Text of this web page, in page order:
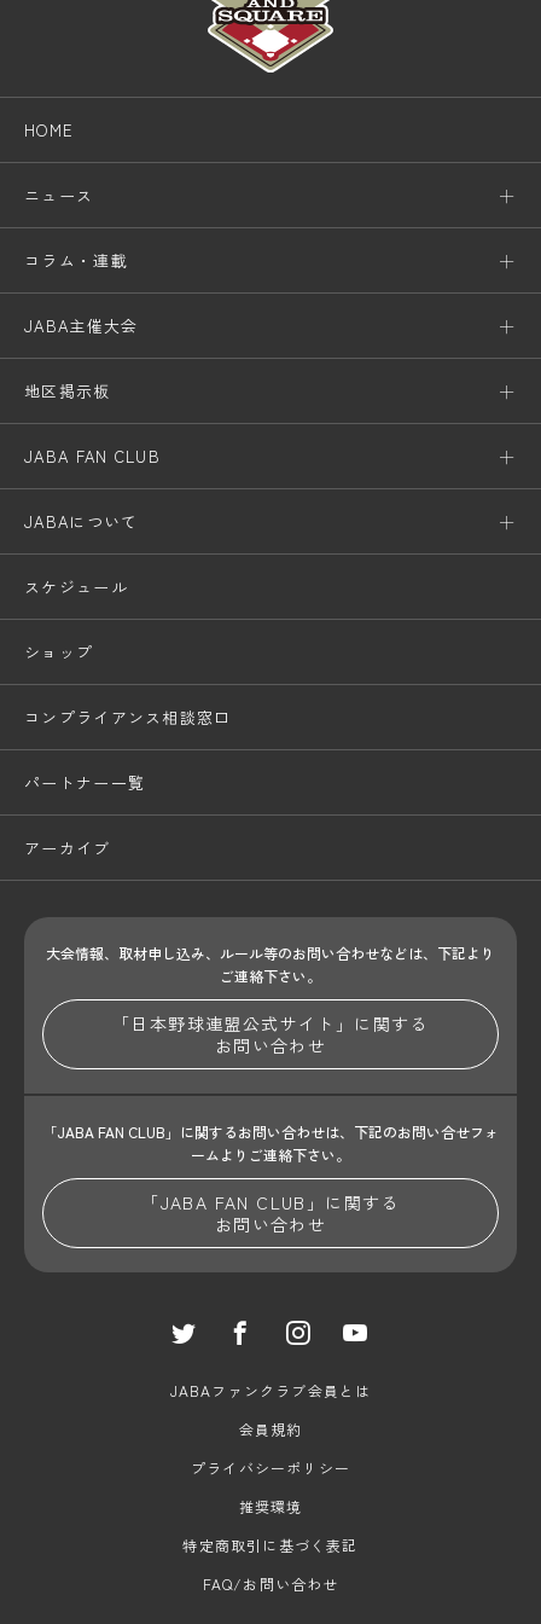
HOME
ニュース
コラム・連載
JABA主催大会
地区掲示板
JABA FAN CLUB
JABAについて
スケジュール
ショップ
コンプライアンス相談窓口
パートナー一覧
アーカイブ
大会情報、取材申し込み、ルール等のお問い合わせなどは、下記より
ご連絡下さい。
「日本野球連盟公式サイト」に関する
お問い合わせ
「JABA FAN CLUB」に関するお問い合わせは、 下記のお問い合せフォ
ームよりご連絡下さい。
「JABA FAN CLUB」に関する
お問い合わせ
JABAファンクラブ会員とは
会員規約
プライバシーポリシー
推奨環境
特定商取引に基づく表記
FAQ/お問い合わせ